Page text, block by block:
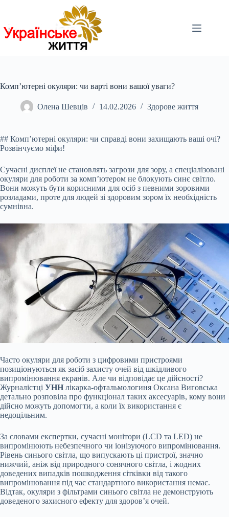
Комп’ютерні окуляри: чи варті вони вашої уваги?
Олена Шевців 14.02.2026 Здорове життя
## Комп’ютерні окуляри: чи справді вони захищають ваші очі?
Розвінчуємо міфи!
Сучасні дисплеї не становлять загрози для зору, а спеціалізовані
окуляри для роботи за комп’ютером не блокують синє світло.
Вони можуть бути корисними для осіб з певними зоровими
розладами, проте для людей зі здоровим зором їх необхідність
сумнівна.
Часто окуляри для роботи з цифровими пристроями
позиціонуються як засіб захисту очей від шкідливого
випромінювання екранів. Але чи відповідає це дійсності?
Журналістці УНН лікарка-офтальмологиня Оксана Виговська
детально розповіла про функціонал таких аксесуарів, кому вони
дійсно можуть допомогти, а коли їх використання є
недоцільним.
За словами експертки, сучасні монітори (LCD та LED) не
випромінюють небезпечного чи іонізуючого випромінювання.
Рівень синього світла, що випускають ці пристрої, значно
нижчий, аніж від природного сонячного світла, і жодних
доведених випадків пошкодження сітківки від такого
випромінювання під час стандартного використання немає.
Відтак, окуляри з фільтрами синього світла не демонструють
доведеного захисного ефекту для здоров’я очей.